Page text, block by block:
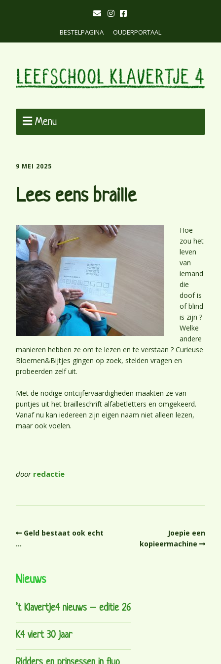
BESTELPAGINA OUDERPORTAAL
Menu
9 MEI 2025
Lees eens braille
Hoe
zou het
leven
van
iemand
die
doof is
of blind
is zijn ?
Welke
andere
manieren hebben ze om te lezen en te verstaan ? Curieuse
Bloemen&Bijtjes gingen op zoek, stelden vragen en
probeerden zelf uit.
Met de nodige ontcijfervaardigheden maakten ze van
puntjes uit het brailleschrift alfabetletters en omgekeerd.
Vanaf nu kan iedereen zijn eigen naam niet alleen lezen,
maar ook voelen.
door redactie
Geld bestaat ook echt
…
Joepie een
kopieermachine
Nieuws
’t Klavertje4 nieuws – editie 26
K4 viert 30 jaar